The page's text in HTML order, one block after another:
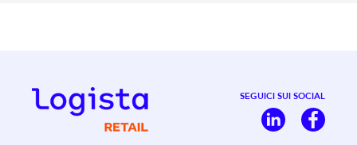
SEGUICI SUI SOCIAL